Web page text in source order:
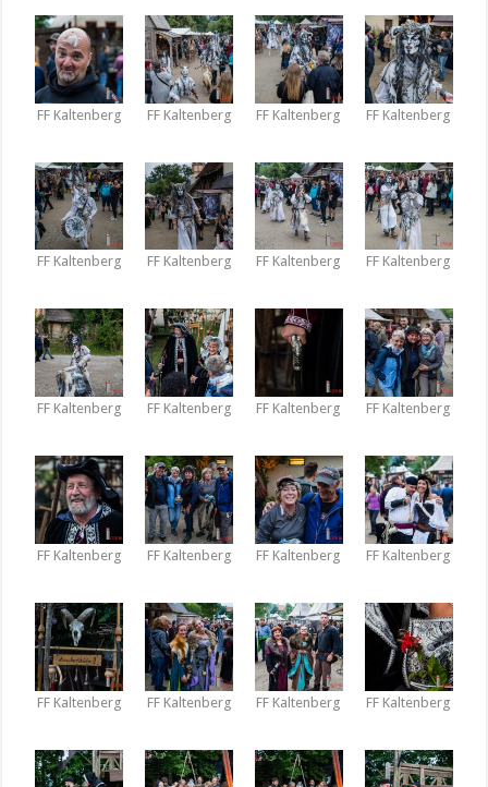
FF Kaltenberg FF Kaltenberg FF Kaltenberg FF Kaltenberg
FF Kaltenberg FF Kaltenberg FF Kaltenberg FF Kaltenberg
FF Kaltenberg FF Kaltenberg FF Kaltenberg FF Kaltenberg
FF Kaltenberg FF Kaltenberg FF Kaltenberg FF Kaltenberg
FF Kaltenberg FF Kaltenberg FF Kaltenberg FF Kaltenberg